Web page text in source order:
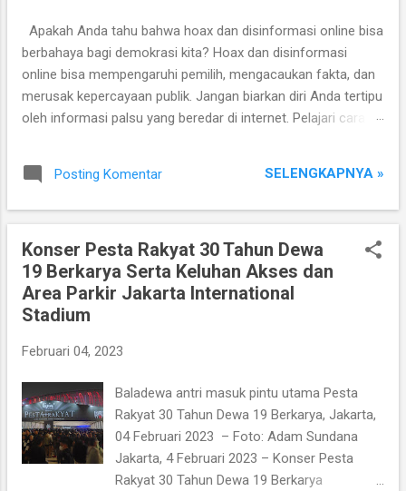
Apakah Anda tahu bahwa hoax dan disinformasi online bisa
berbahaya bagi demokrasi kita? Hoax dan disinformasi
online bisa mempengaruhi pemilih, mengacaukan fakta, dan
merusak kepercayaan publik. Jangan biarkan diri Anda tertipu
oleh informasi palsu yang beredar di internet. Pelajari cara
disinformasi online dengan melihat infografis ini. Mari
bersama-sama menjaga kualitas informasi dan integritas
Posting Komentar SELENGKAPNYA »
Konser Pesta Rakyat 30 Tahun Dewa
19 Berkarya Serta Keluhan Akses dan
Area Parkir Jakarta International
Stadium
Februari 04, 2023
Baladewa antri masuk pintu utama Pesta
Rakyat 30 Tahun Dewa 19 Berkarya, Jakarta,
04 Februari 2023 – Foto: Adam Sundana
Jakarta, 4 Februari 2023 – Konser Pesta
Rakyat 30 Tahun Dewa 19 Berkarya